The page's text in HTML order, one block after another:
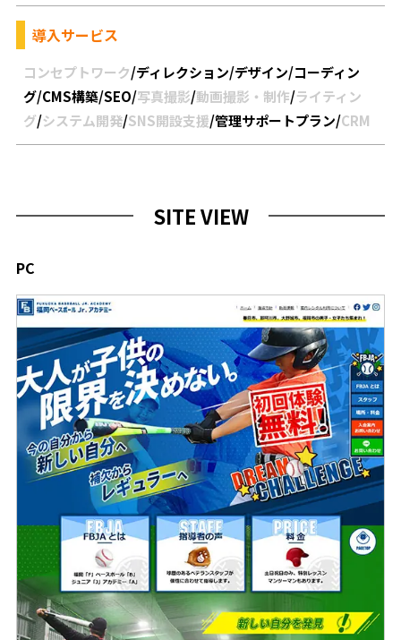
導入サービス
コンセプトワーク/ディレクション/デザイン/コーディン
グ/CMS構築/SEO/写真撮影/動画撮影・制作/ライティン
グ/システム開発/SNS開設支援/管理サポートプラン/CRM
SITE VIEW
PC